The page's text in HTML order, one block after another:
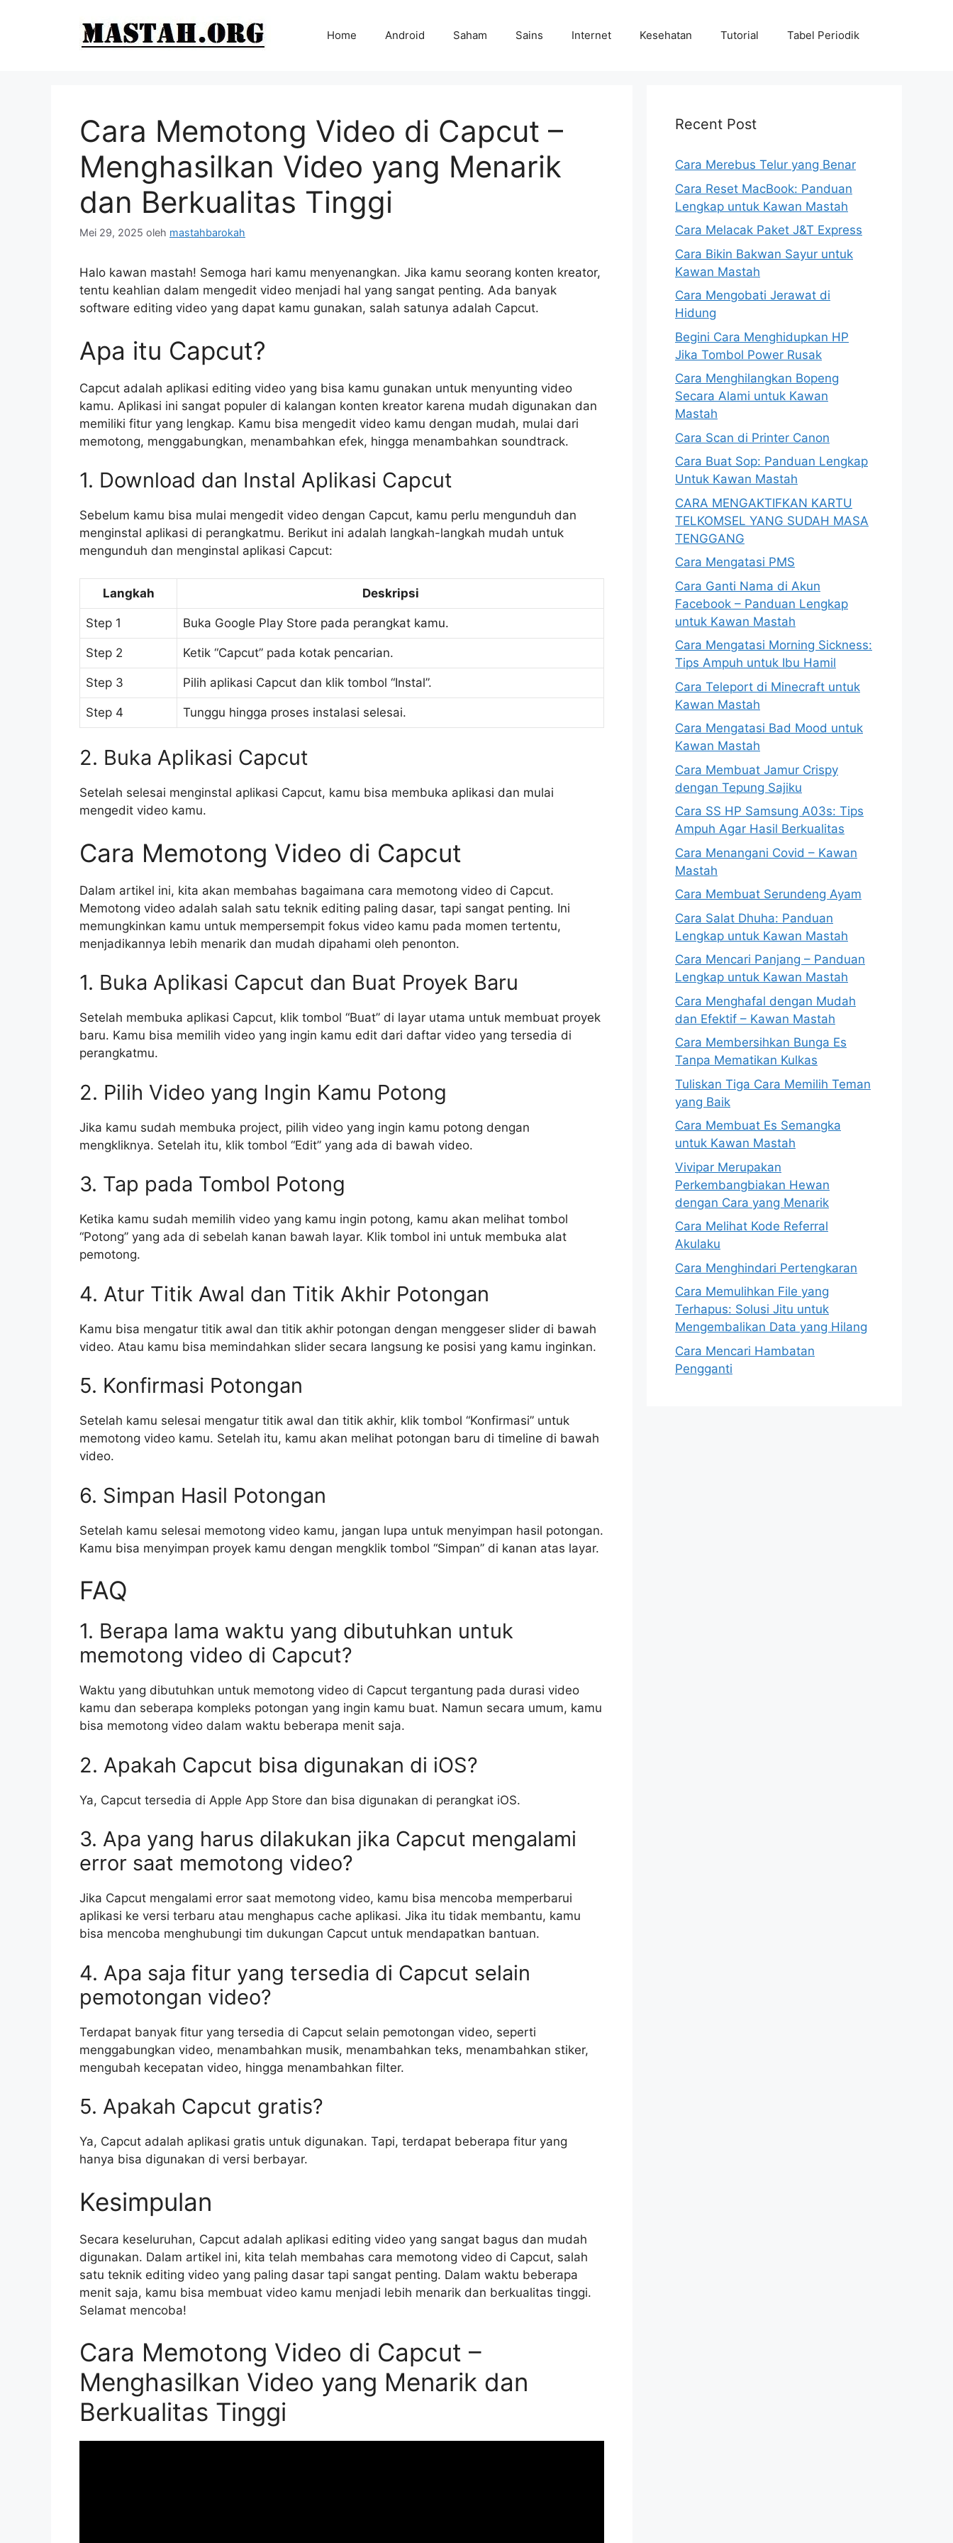
Home Android Saham Sains Internet Kesehatan Tutorial Tabel Periodik
Cara Memotong Video di Capcut –
Menghasilkan Video yang Menarik
dan Berkualitas Tinggi
Mei 29, 2025 oleh mastahbarokah
Halo kawan mastah! Semoga hari kamu menyenangkan. Jika kamu seorang konten kreator,
tentu keahlian dalam mengedit video menjadi hal yang sangat penting. Ada banyak
software editing video yang dapat kamu gunakan, salah satunya adalah Capcut.
Apa itu Capcut?
Capcut adalah aplikasi editing video yang bisa kamu gunakan untuk menyunting video
kamu. Aplikasi ini sangat populer di kalangan konten kreator karena mudah digunakan dan
memiliki fitur yang lengkap. Kamu bisa mengedit video kamu dengan mudah, mulai dari
memotong, menggabungkan, menambahkan efek, hingga menambahkan soundtrack.
1. Download dan Instal Aplikasi Capcut
Sebelum kamu bisa mulai mengedit video dengan Capcut, kamu perlu mengunduh dan
menginstal aplikasi di perangkatmu. Berikut ini adalah langkah-langkah mudah untuk
mengunduh dan menginstal aplikasi Capcut:
Langkah Deskripsi
Step 1 Buka Google Play Store pada perangkat kamu.
Step 2 Ketik “Capcut” pada kotak pencarian.
Step 3 Pilih aplikasi Capcut dan klik tombol “Instal”.
Step 4 Tunggu hingga proses instalasi selesai.
2. Buka Aplikasi Capcut
Setelah selesai menginstal aplikasi Capcut, kamu bisa membuka aplikasi dan mulai
mengedit video kamu.
Cara Memotong Video di Capcut
Dalam artikel ini, kita akan membahas bagaimana cara memotong video di Capcut.
Memotong video adalah salah satu teknik editing paling dasar, tapi sangat penting. Ini
memungkinkan kamu untuk mempersempit fokus video kamu pada momen tertentu,
menjadikannya lebih menarik dan mudah dipahami oleh penonton.
1. Buka Aplikasi Capcut dan Buat Proyek Baru
Setelah membuka aplikasi Capcut, klik tombol “Buat” di layar utama untuk membuat proyek
baru. Kamu bisa memilih video yang ingin kamu edit dari daftar video yang tersedia di
perangkatmu.
2. Pilih Video yang Ingin Kamu Potong
Jika kamu sudah membuka project, pilih video yang ingin kamu potong dengan
mengkliknya. Setelah itu, klik tombol “Edit” yang ada di bawah video.
3. Tap pada Tombol Potong
Ketika kamu sudah memilih video yang kamu ingin potong, kamu akan melihat tombol
“Potong” yang ada di sebelah kanan bawah layar. Klik tombol ini untuk membuka alat
pemotong.
4. Atur Titik Awal dan Titik Akhir Potongan
Kamu bisa mengatur titik awal dan titik akhir potongan dengan menggeser slider di bawah
video. Atau kamu bisa memindahkan slider secara langsung ke posisi yang kamu inginkan.
5. Konfirmasi Potongan
Setelah kamu selesai mengatur titik awal dan titik akhir, klik tombol “Konfirmasi” untuk
memotong video kamu. Setelah itu, kamu akan melihat potongan baru di timeline di bawah
video.
6. Simpan Hasil Potongan
Setelah kamu selesai memotong video kamu, jangan lupa untuk menyimpan hasil potongan.
Kamu bisa menyimpan proyek kamu dengan mengklik tombol “Simpan” di kanan atas layar.
FAQ
1. Berapa lama waktu yang dibutuhkan untuk
memotong video di Capcut?
Waktu yang dibutuhkan untuk memotong video di Capcut tergantung pada durasi video
kamu dan seberapa kompleks potongan yang ingin kamu buat. Namun secara umum, kamu
bisa memotong video dalam waktu beberapa menit saja.
2. Apakah Capcut bisa digunakan di iOS?
Ya, Capcut tersedia di Apple App Store dan bisa digunakan di perangkat iOS.
3. Apa yang harus dilakukan jika Capcut mengalami
error saat memotong video?
Jika Capcut mengalami error saat memotong video, kamu bisa mencoba memperbarui
aplikasi ke versi terbaru atau menghapus cache aplikasi. Jika itu tidak membantu, kamu
bisa mencoba menghubungi tim dukungan Capcut untuk mendapatkan bantuan.
4. Apa saja fitur yang tersedia di Capcut selain
pemotongan video?
Terdapat banyak fitur yang tersedia di Capcut selain pemotongan video, seperti
menggabungkan video, menambahkan musik, menambahkan teks, menambahkan stiker,
mengubah kecepatan video, hingga menambahkan filter.
5. Apakah Capcut gratis?
Ya, Capcut adalah aplikasi gratis untuk digunakan. Tapi, terdapat beberapa fitur yang
hanya bisa digunakan di versi berbayar.
Kesimpulan
Secara keseluruhan, Capcut adalah aplikasi editing video yang sangat bagus dan mudah
digunakan. Dalam artikel ini, kita telah membahas cara memotong video di Capcut, salah
satu teknik editing video yang paling dasar tapi sangat penting. Dalam waktu beberapa
menit saja, kamu bisa membuat video kamu menjadi lebih menarik dan berkualitas tinggi.
Selamat mencoba!
Cara Memotong Video di Capcut –
Menghasilkan Video yang Menarik dan
Berkualitas Tinggi
Recent Post
Cara Merebus Telur yang Benar
Cara Reset MacBook: Panduan
Lengkap untuk Kawan Mastah
Cara Melacak Paket J&T Express
Cara Bikin Bakwan Sayur untuk
Kawan Mastah
Cara Mengobati Jerawat di
Hidung
Begini Cara Menghidupkan HP
Jika Tombol Power Rusak
Cara Menghilangkan Bopeng
Secara Alami untuk Kawan
Mastah
Cara Scan di Printer Canon
Cara Buat Sop: Panduan Lengkap
Untuk Kawan Mastah
CARA MENGAKTIFKAN KARTU
TELKOMSEL YANG SUDAH MASA
TENGGANG
Cara Mengatasi PMS
Cara Ganti Nama di Akun
Facebook – Panduan Lengkap
untuk Kawan Mastah
Cara Mengatasi Morning Sickness:
Tips Ampuh untuk Ibu Hamil
Cara Teleport di Minecraft untuk
Kawan Mastah
Cara Mengatasi Bad Mood untuk
Kawan Mastah
Cara Membuat Jamur Crispy
dengan Tepung Sajiku
Cara SS HP Samsung A03s: Tips
Ampuh Agar Hasil Berkualitas
Cara Menangani Covid – Kawan
Mastah
Cara Membuat Serundeng Ayam
Cara Salat Dhuha: Panduan
Lengkap untuk Kawan Mastah
Cara Mencari Panjang – Panduan
Lengkap untuk Kawan Mastah
Cara Menghafal dengan Mudah
dan Efektif – Kawan Mastah
Cara Membersihkan Bunga Es
Tanpa Mematikan Kulkas
Tuliskan Tiga Cara Memilih Teman
yang Baik
Cara Membuat Es Semangka
untuk Kawan Mastah
Vivipar Merupakan
Perkembangbiakan Hewan
dengan Cara yang Menarik
Cara Melihat Kode Referral
Akulaku
Cara Menghindari Pertengkaran
Cara Memulihkan File yang
Terhapus: Solusi Jitu untuk
Mengembalikan Data yang Hilang
Cara Mencari Hambatan
Pengganti